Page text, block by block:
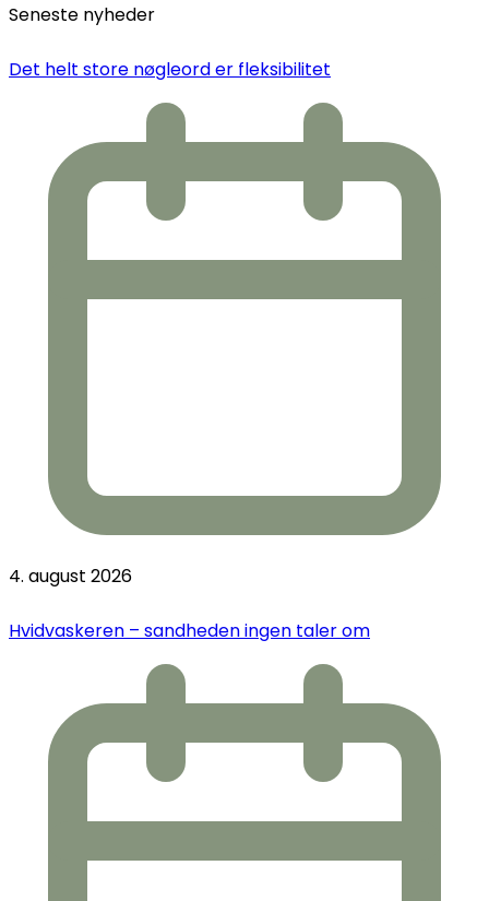
Seneste nyheder
Det helt store nøgleord er fleksibilitet
4. august 2026
Hvidvaskeren – sandheden ingen taler om